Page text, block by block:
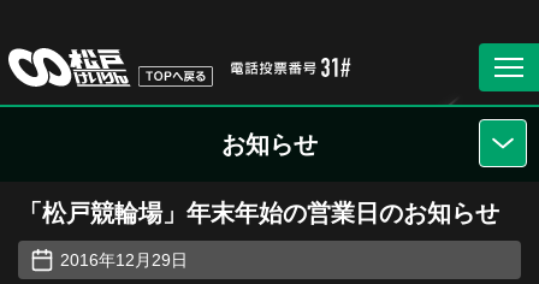
お知らせ
「松戸競輪場」年末年始の営業日のお知らせ
2016年12月29日